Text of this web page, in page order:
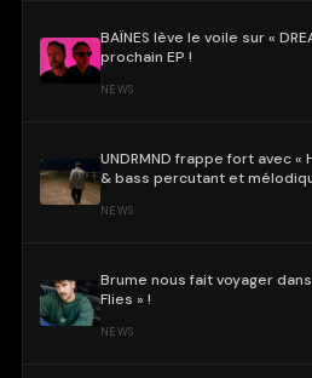
BAÏNES lève le voile sur «
prochain EP !
NEWS
UNDRMND frappe fort avec «
& bass percutant et
NEWS
Brume nous fait voyager
Flies » !
NEWS